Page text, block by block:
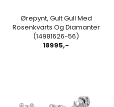
Ørepynt, Gult Gull Med
Rosenkvarts Og Diamanter
(14981626-56)
18995,-